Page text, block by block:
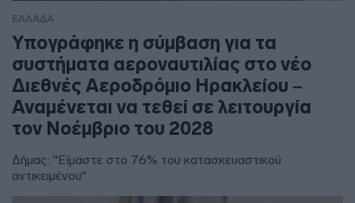
ΕΛΛΑΔΑ
Υπογράφηκε η σύμβαση για τα
συστήματα αεροναυτιλίας στο νέο
Διεθνές Αεροδρόμιο Ηρακλείου –
Αναμένεται να τεθεί σε λειτουργία
τον Νοέμβριο του 2028
Δήμας: "Είμαστε στο 76% του κατασκευαστικού
αντικειμένου"